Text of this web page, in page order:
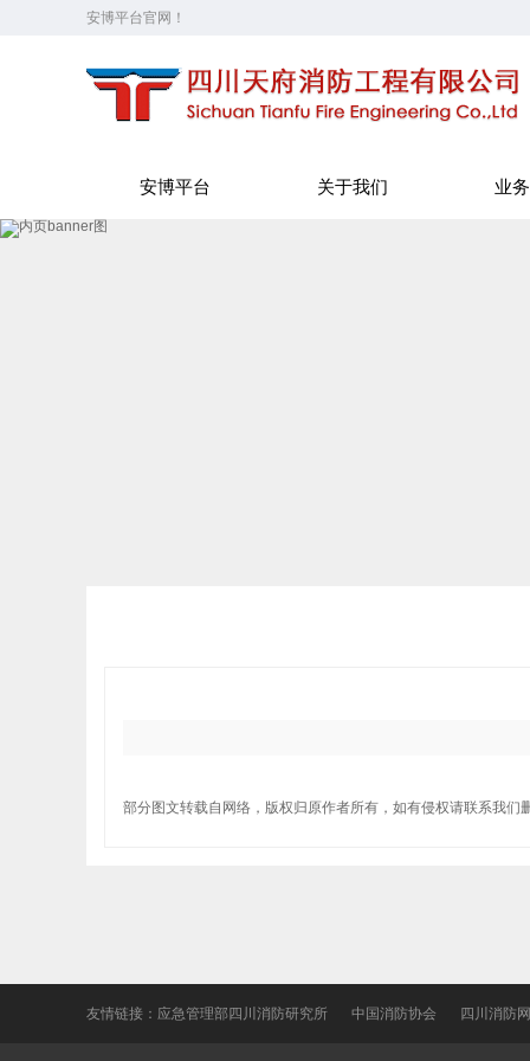
安博平台官网！
安博平台 关于我们 业
部分图文转载自网络，版权归原作者所有，如有侵权请联系我
友情链接： 应急管理部四川消防研究所 中国消防协会 四川消防网